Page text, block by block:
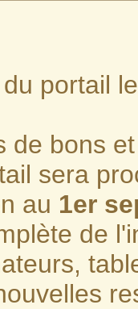
portail
de bons
sera
au 1er
de